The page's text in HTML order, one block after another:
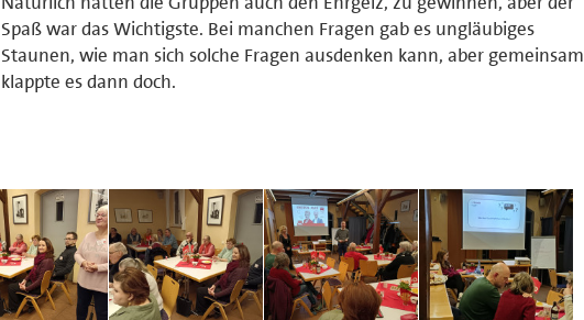
Spaß war das Wichtigste. Bei manchen Fragen gab es ungläubiges
Staunen, wie man sich solche Fragen ausdenken kann, aber gemeinsam
klappte es dann doch.